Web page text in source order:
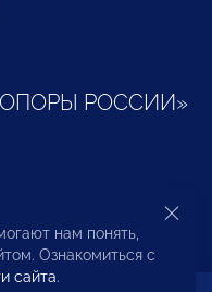
РОССИИ»
и
нам понять,
Ознакомиться с
сайта.